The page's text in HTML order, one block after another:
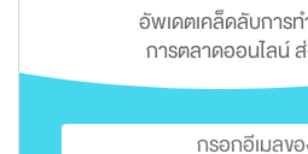
อัพเดตเคล็ดลับการท
การตลาดออนไลน์